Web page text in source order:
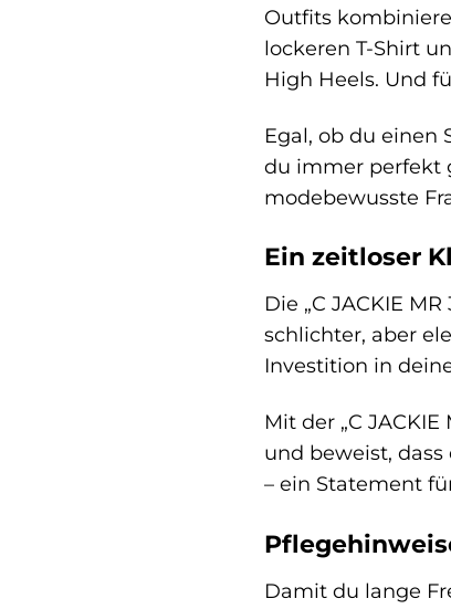
Outfits
lockeren T-Shirt
High Heels. Und
Egal, ob du einen
du immer perfekt
modebewusste
Ein zeitloser
Die „C JACKIE
schlichter, aber
Investition in
Mit der „C
und beweist,
– ein Statement
Damit du lange